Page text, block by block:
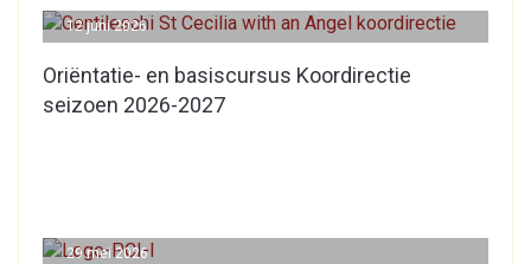
Oriëntatie- en basiscursus Koordirectie
seizoen 2026-2027
12 juni 2026
29 mei 2026